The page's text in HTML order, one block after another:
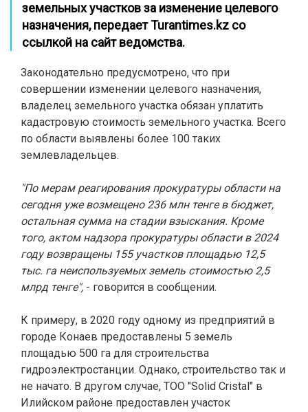
земельных участков за изменение целевого
назначения, передаетTurantimes.kz со
ссылкой на сайтведомства.
Законодательно предусмотрено, что при
совершении изменении целевого назначения,
владелец земельного участка обязан уплатить
кадастровую стоимость земельного участка. Всего
по области выявлены более 100 таких
землевладельцев.
"По мерам реагирования прокуратуры области на
сегодня уже возмещено 236 млн тенге в бюджет,
остальная сумма на стадии взыскания. Кроме
того, актом надзора прокуратуры области в 2024
году возвращены 155 участков площадью 12,5
тыс. га неиспользуемых земель стоимостью 2,5
млрд тенге", - говорится в сообщении.
К примеру, в 2020 году одному из предприятий в
городе Конаев предоставлены 5 земель
площадью 500 га для строительства
гидроэлектростанции. Однако, строительство так и
не начато. В другом случае, ТОО "Solid Cristal" в
Илийском районе предоставлен участок